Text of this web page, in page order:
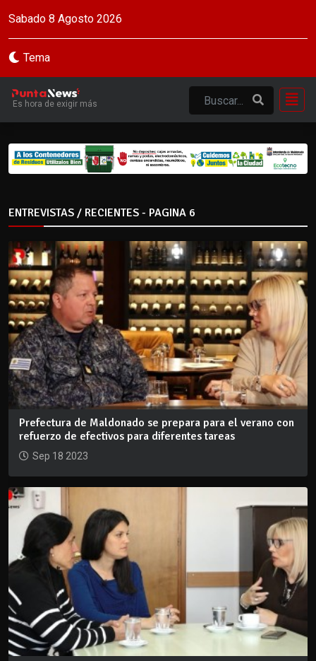
Sabado 8 Agosto 2026
Tema
Es hora de exigir más
ENTREVISTAS / RECIENTES - PAGINA 6
Prefectura de Maldonado se prepara para el verano con
refuerzo de efectivos para diferentes tareas
Sep 18 2023